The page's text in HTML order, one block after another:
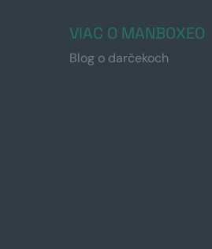
VIAC O MANBOXEO
Blog o darčekoch